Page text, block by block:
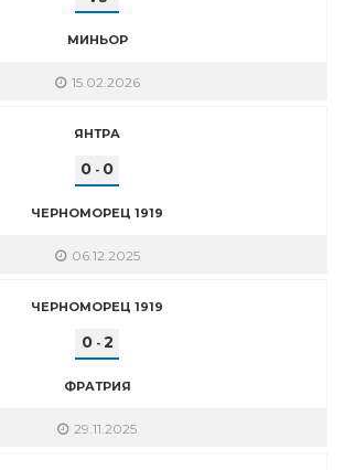
МИНЬОР
15.02.2026
ЯНТРА
0 - 0
ЧЕРНОМОРЕЦ 1919
06.12.2025
ЧЕРНОМОРЕЦ 1919
0- 2
ФРАТРИЯ
29.11.2025